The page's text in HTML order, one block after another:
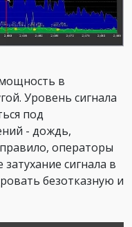
в
Уровень сигнала
под
- дождь,
операторы
сигнала в
безотказную и